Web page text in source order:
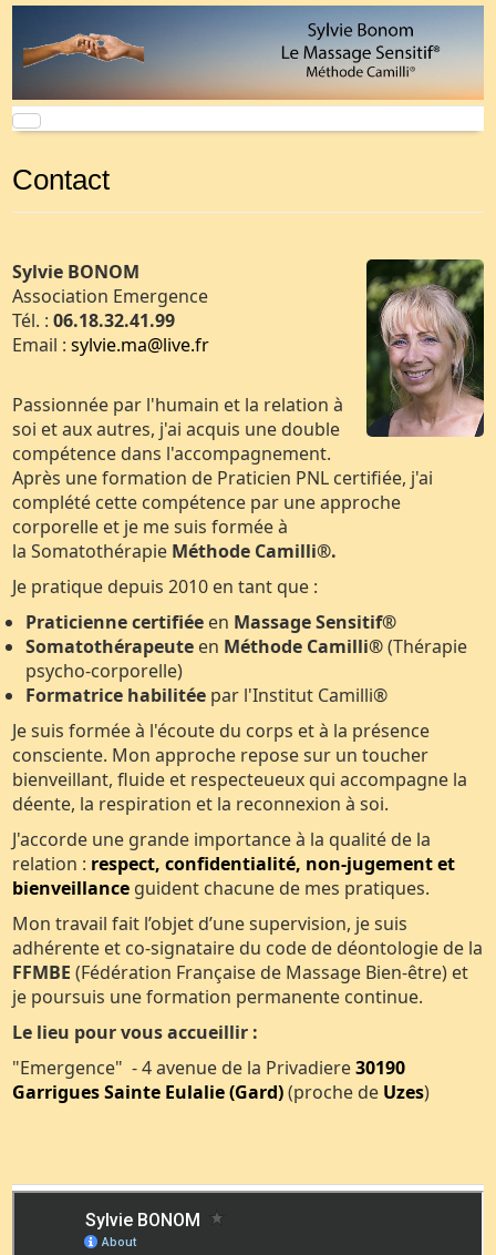
Contact
Sylvie BONOM
Association Emergence
Tél. :06.18.32.41.99
Email :sylvie.ma@live.fr
Passionnée par l'humain et la relation à
soi et aux autres, j'ai acquis une double
compétence dans l'accompagnement.
Après une formation de Praticien PNL certifiée, j'ai
complété cette compétence par une approche
corporelle et je me suis formée à
la Somatothérapie Méthode Camilli®.
Je pratique depuis 2010 en tant que :
Praticienne certifiée en Massage Sensitif®
Somatothérapeute en Méthode Camilli®(Thérapie
psycho-corporelle)
Formatrice habilitée par l'Institut Camilli®
Je suis formée à l'écoute du corps et à la présence
consciente. Mon approche repose sur un toucher
bienveillant, fluide et respecteueux qui accompagne la
déente, la respiration et la reconnexion à soi.
J'accorde une grande importance à la qualité de la
relation : respect, confidentialité, non-jugement et
bienveillance guident chacune de mes pratiques.
Mon travail fait l’objet d’une supervision, je suis
adhérente et co-signataire du code de déontologie de la
FFMBE (Fédération Française de Massage Bien-être) et
je poursuis une formation permanente continue.
Le lieu pour vous accueillir :
"Emergence" - 4 avenue de la Privadiere30190
Garrigues Sainte Eulalie (Gard)(proche de Uzes)